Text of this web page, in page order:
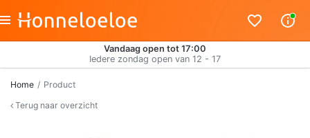
Vandaag open tot 17:00
Iedere zondag open van 12 - 17
Home
Product
Terug naar overzicht